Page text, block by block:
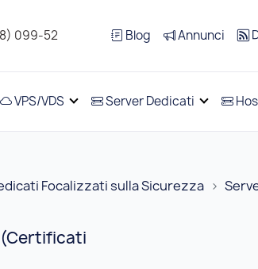
099-52 Blog Annunci
VPS/VDS Server Dedicati
Focalizzati sulla Sicurezza
(Certificati